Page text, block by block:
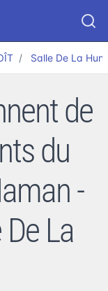
Salle De La
de
du
-
La